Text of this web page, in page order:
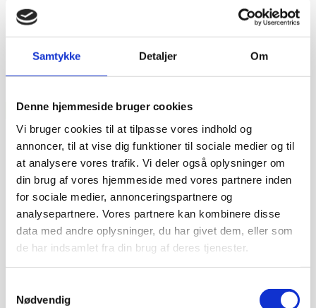
Samtykke Detaljer Om
Denne hjemmeside bruger cookies
Vi bruger cookies til at tilpasse vores indhold og
annoncer, til at vise dig funktioner til sociale medier og til
at analysere vores trafik. Vi deler også oplysninger om
din brug af vores hjemmeside med vores partnere inden
for sociale medier, annonceringspartnere og
analysepartnere. Vores partnere kan kombinere disse
data med andre oplysninger, du har givet dem, eller som
de har indsamlet fra din brug af deres tjenester.
Nødvendig